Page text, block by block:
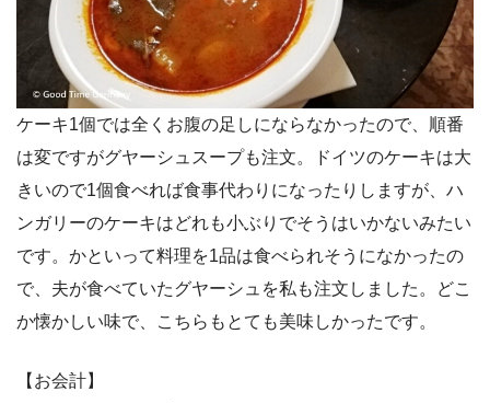
ケーキ1個では全くお腹の足しにならなかったので、順番
は変ですがグヤーシュスープも注文。ドイツのケーキは大
きいので1個食べれば食事代わりになったりしますが、ハ
ンガリーのケーキはどれも小ぶりでそうはいかないみたい
です。かといって料理を1品は食べられそうになかったの
で、夫が食べていたグヤーシュを私も注文しました。どこ
か懐かしい味で、こちらもとても美味しかったです。
【お会計】